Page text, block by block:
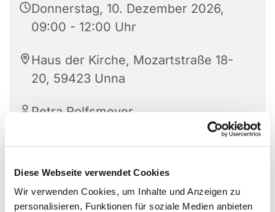
Diese Webseite verwendet Cookies
Wir verwenden Cookies, um Inhalte und Anzeigen zu
personalisieren, Funktionen für soziale Medien anbieten
Donnerstag, 10. Dezember 2026,
09:00 - 12:00 Uhr
Haus der Kirche, Mozartstraße 18-
20, 59423 Unna
Petra Rolfsmeyer
Öffnungszeiten des Gemeindebüros :
Di bis Do 9 -12 Uhr und Mi 14-16 Uhr